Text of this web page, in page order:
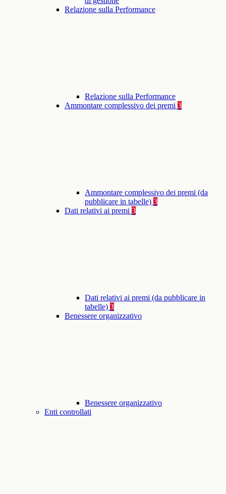
Relazione sulla Performance
Relazione sulla Performance
Ammontare complessivo dei premi 3
Ammontare complessivo dei premi (da
pubblicare in tabelle) 3
Dati relativi ai premi 3
Dati relativi ai premi (da pubblicare in
tabelle) 3
Benessere organizzativo
Benessere organizzativo
Enti controllati